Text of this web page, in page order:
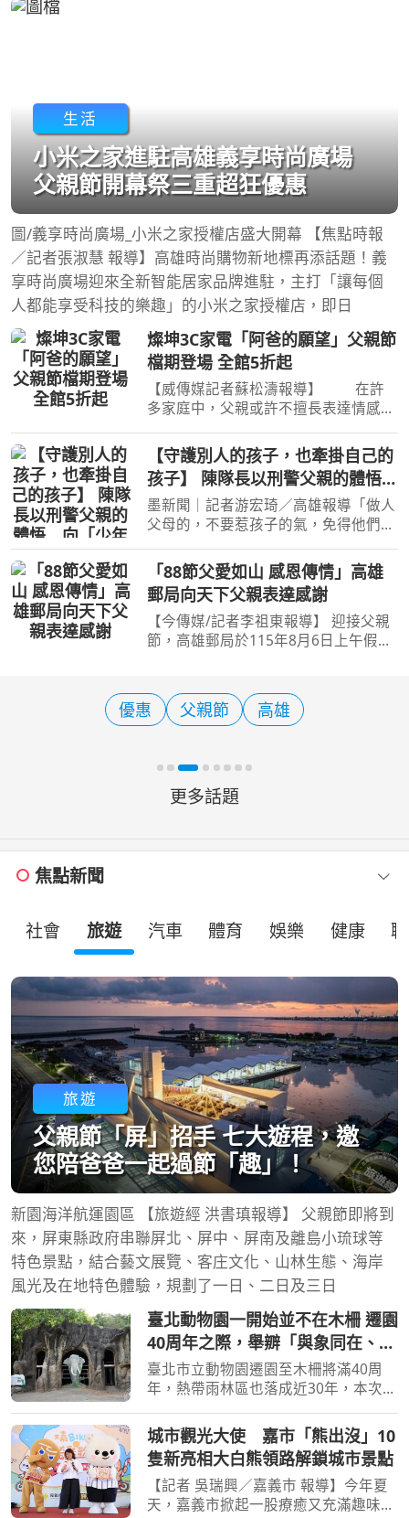
生活
小米之家進駐高雄義享時尚廣場
父親節開幕祭三重超狂優惠
圖/義享時尚廣場_小米之家授權店盛大開幕 【焦點時報
／記者張淑慧 報導】高雄時尚購物新地標再添話題！義
享時尚廣場迎來全新智能居家品牌進駐，主打「讓每個
人都能享受科技的樂趣」的小米之家授權店，即日
燦坤3C家電「阿爸的願望」父親節
檔期登場 全館5折起
【威傳媒記者蘇松濤報導】 在許
多家庭中，父親或許不擅長表達情感，
力打拚，他們最大的心願，無非是讓家
人過得更好、生活更安心；而父親不僅
是多數家庭重要的經濟
【守護別人的孩子，也牽掛自己的
孩子】 陳隊長以刑警父親的體悟
向「少年隊警察爸爸」致敬！
墨新聞｜記者游宏琦／高雄報導「做人
父母的，不要惹孩子的氣，免得他們失
隊/感動報導》 父親節前夕，高雄市政
府警察局少年警察隊隊長陳仁正引用
《聖經》經文，與同仁
「88節父愛如山 感恩傳情」高雄
郵局向天下父親表達感謝
【今傳媒/記者李祖東報導】 迎接父親
節，高雄郵局於115年8月6日上午假美
情」活動，邀請憨兒們親手書寫父親節
明信片，向父親、家人或
優惠 父親節 高雄
更多話題
焦點新聞
社會 旅遊 汽車 體育 娛樂 健康
旅遊
父親節「屏」招手 七大遊程，邀
您陪爸爸一起過節「趣」！
新園海洋航運園區 【旅遊經 洪書瑱報導】 父親節即將到
來，屏東縣政府串聯屏北、屏中、屏南及離島小琉球等
特色景點，結合藝文展覽、客庄文化、山林生態、海岸
風光及在地特色體驗，規劃了一日、二日及三日
臺北動物園一開始並不在木柵 遷園
40周年之際，舉辧「與象同在、迎
象未來」特展！
臺北市立動物園遷園至木柵將滿40周
年，熱帶雨林區也落成近30年，本次特
【旅遊經 洪書瑱報導】 對於70年級後
段生而言，幾乎會理所當然地認為「台
北動物園本來就在木柵」，
城市觀光大使 嘉市「熊出沒」10
隻新亮相大白熊領路解鎖城市景點
【記者 吳瑞興／嘉義市 報導】今年夏
天，嘉義市掀起一股療癒又充滿趣味的